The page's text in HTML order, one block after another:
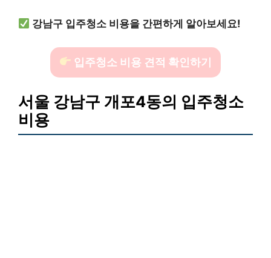
강남구 입주청소 비용을 간편하게 알아보세요!
입주청소 비용 견적 확인하기
서울 강남구 개포4동의 입주청소
비용